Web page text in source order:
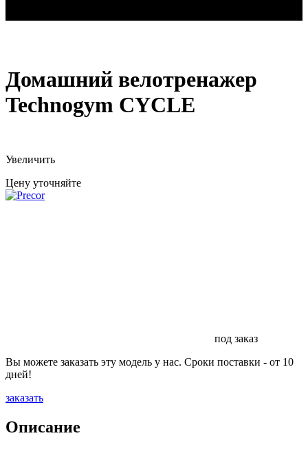
Домашний велотренажер
Technogym CYCLE
Увеличить
Цену уточняйте
под заказ
Вы можете заказать эту модель у нас. Сроки поставки - от 10
дней!
заказать
Описание